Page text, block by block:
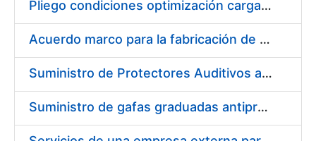
Erakutsi/Ezkutatu
Pliego condiciones optimización cargas compras firmado
Acuerdo marco para la fabricación de piezas
Suministro de Protectores Auditivos a medida para las personas trabajadoras de los Centros de Trabajo de Madrid y Burgos
Suministro de gafas graduadas antiproyecciones para los trabajadores de la FNMT-RCM en los centros de trabajo de Madrid y Burgos